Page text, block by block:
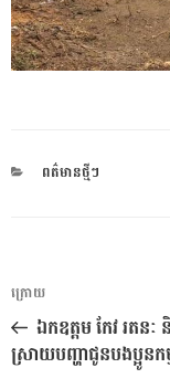
CATEGORIES
ពត៌មានថ្មីៗ
ការ​
នាំទិស​
ប្រកាស
អត្ថបទ
មុន
ក្រោយ
ឯកឧត្តម កែវ រតន
ស្រាយបញ្ហាជូនបងប្អូនក